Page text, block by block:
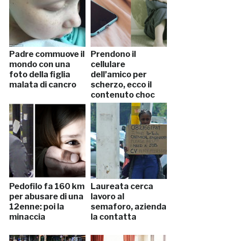
Padre commuove il
mondo con una
foto della figlia
malata di cancro
Prendono il
cellulare
dell’amico per
scherzo, ecco il
contenuto choc
Pedofilo fa 160 km
per abusare di una
12enne: poi la
minaccia
Laureata cerca
lavoro al
semaforo, azienda
la contatta